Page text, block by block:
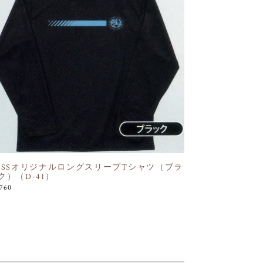
オリジナルロングスリーブTシャツ（ブラ
）（D-41）